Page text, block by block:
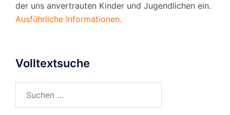
der uns anvertrauten Kinder und Jugendlichen ein.
Ausführliche Informationen.
Volltextsuche